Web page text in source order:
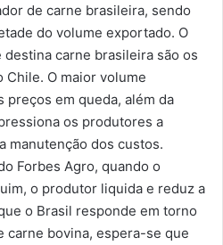
de carne brasileira, sendo
do volume exportado. O
carne brasileira são os
Chile. O maior volume
em queda, além da
os produtores a
manutenção dos custos.
Forbes Agro, quando o
o produtor liquida e reduz a
o Brasil responde em torno
carne bovina, espera-se que